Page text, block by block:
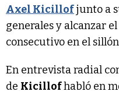
Axel Kicillofjunto a
generales y alcanzar
consecutivo en el
En entrevista radial
de Kicillofhabló en